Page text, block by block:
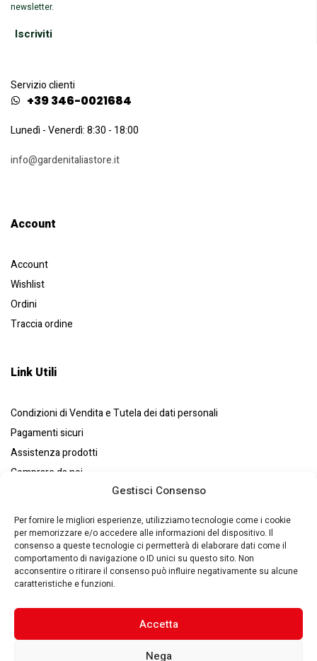
Gestisci Consenso
Per fornire le migliori esperienze, utilizziamo tecnologie come i cookie
per memorizzare e/o accedere alle informazioni del dispositivo. Il
consenso a queste tecnologie ci permetterà di elaborare dati come il
comportamento di navigazione o ID unici su questo sito. Non
acconsentire o ritirare il consenso può influire negativamente su alcune
caratteristiche e funzioni.
Accetta
Nega
newsletter.
Servizio clienti
+39 346-0021684
Lunedì - Venerdì: 8:30 - 18:00
info@gardenitaliastore.it
Account​
Account
Wishlist
Ordini
Traccia ordine
Link Utili
Condizioni di Vendita e Tutela dei dati personali
Pagamenti sicuri
Assistenza prodotti
Comprare da noi
Eurosystems S.p.A. © – P. IVA : 00270140353 – Via Zaccarini, 8
Privacy Policy–Cookie Policy